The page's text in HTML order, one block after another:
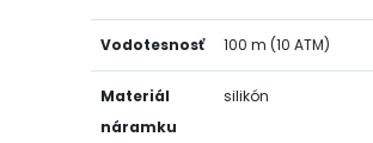
Vodotesnosť 100 m (10 ATM)
Materiál
náramku
silikón